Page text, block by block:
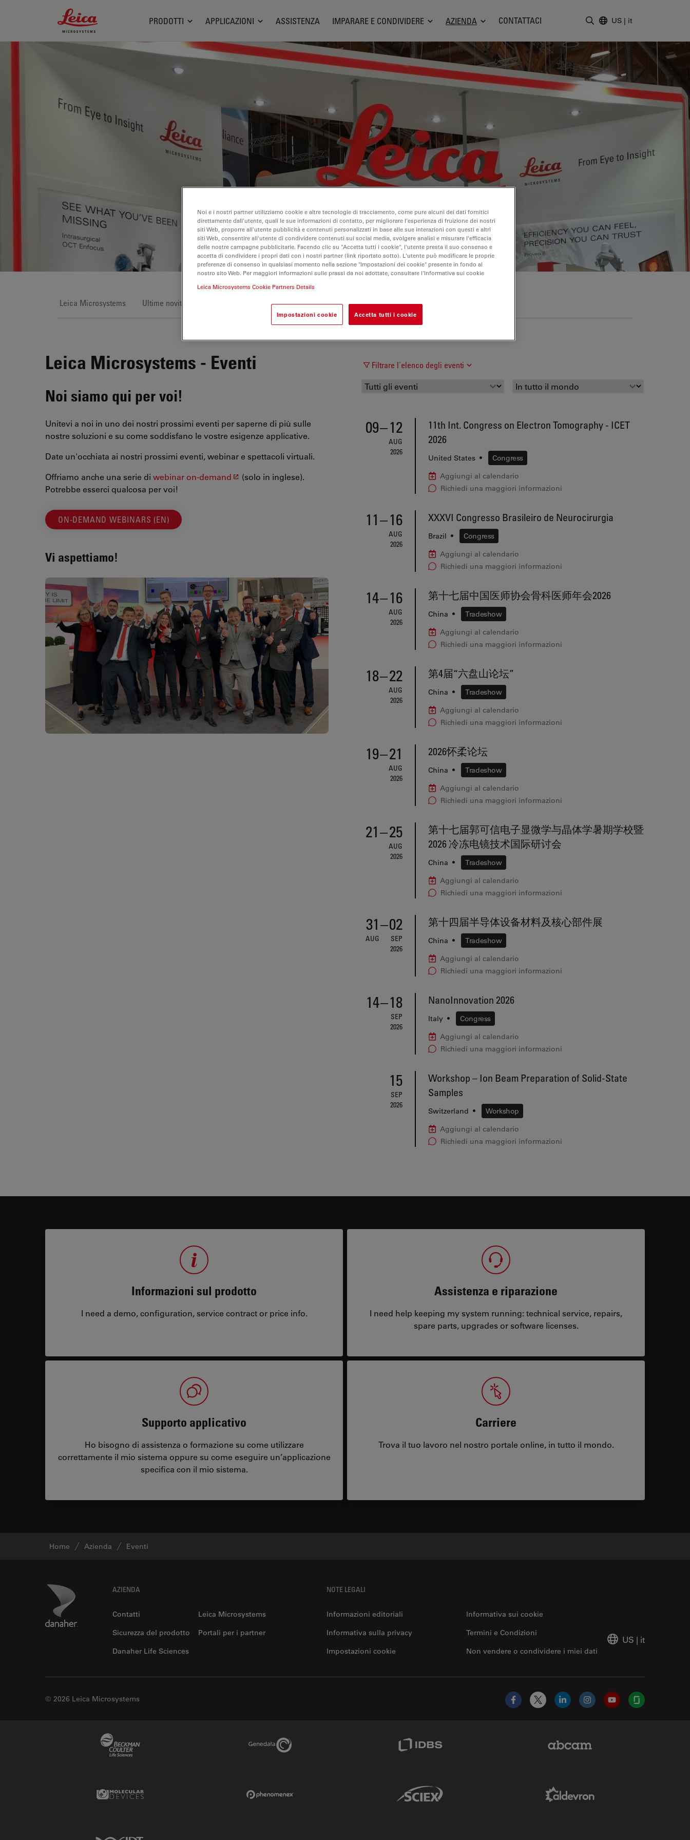
Leica Microsystems Logo
PRODOTTI APPLICAZIONI ASSISTENZA IMPARARE E CONDIVIDERE AZIENDA CONTATTACI US | it
Leica Microsystems Ultime novità Sicurezza del prodotto Termini e condizioni di vendita e servizio
Leica Microsystems - Eventi
Noi siamo qui per voi!
Unitevi a noi in uno dei nostri prossimi eventi per saperne di più sulle
nostre soluzioni e su come soddisfano le vostre esigenze applicative.
Date un'occhiata ai nostri prossimi eventi, webinar e spettacoli virtuali.
Offriamo anche una serie di webinar on-demand
(solo in inglese).
Potrebbe esserci qualcosa per voi!
ON-DEMAND WEBINARS (EN)
Vi aspettiamo!
Filtrare l'elenco degli eventi
09–12
AUG
2026
11th Int. Congress on Electron Tomography - ICET
2026
United States •
Congress
Aggiungi al calendario
Richiedi una maggiori informazioni
11–16
AUG
2026
XXXVI Congresso Brasileiro de Neurocirurgia
Brazil •
Congress
Aggiungi al calendario
Richiedi una maggiori informazioni
14–16
AUG
2026
第十七届中国医师协会骨科医师年会2026
China •
Tradeshow
Aggiungi al calendario
Richiedi una maggiori informazioni
18–22
AUG
2026
第4届“六盘山论坛”
China •
Tradeshow
Aggiungi al calendario
Richiedi una maggiori informazioni
19–21
AUG
2026
2026怀柔论坛
China •
Tradeshow
Aggiungi al calendario
Richiedi una maggiori informazioni
21–25
AUG
2026
第十七届郭可信电子显微学与晶体学暑期学校暨
2026 冷冻电镜技术国际研讨会
China •
Tradeshow
Aggiungi al calendario
Richiedi una maggiori informazioni
31
AUG
–02
SEP
2026
第十四届半导体设备材料及核心部件展
China •
Tradeshow
Aggiungi al calendario
Richiedi una maggiori informazioni
14–18
SEP
2026
NanoInnovation 2026
Italy •
Congress
Aggiungi al calendario
Richiedi una maggiori informazioni
15
SEP
2026
Workshop – Ion Beam Preparation of Solid-State
Samples
Switzerland •
Workshop
Aggiungi al calendario
Richiedi una maggiori informazioni
Informazioni sul prodotto
I need a demo, configuration, service contract or price info.
Assistenza e riparazione
I need help keeping my system running: technical service, repairs,
spare parts, upgrades or software licenses.
Supporto applicativo
Ho bisogno di assistenza o formazione su come utilizzare
correttamente il mio sistema oppure su come eseguire un’applicazione
specifica con il mio sistema.
Carriere
Trova il tuo lavoro nel nostro portale online, in tutto il mondo.
Home Azienda Eventi
Danaher Logo AZIENDA
Contatti
Leica Microsystems
Sicurezza del prodotto
Portali per i partner
Danaher Life Sciences
NOTE LEGALI
Informazioni editoriali
Informativa sui cookie
Informativa sulla privacy
Non vendere o condividere i miei dati
Termini e Condizioni
Impostazioni cookie
US | it
© 2026 Leica Microsystems
Facebook
X LinkedInInstagramYouTubeGlassdoor
Genedata Link
Molecular Devices Link Sciex Link
IDT Link
Noi e i nostri partner utilizziamo cookie e altre tecnologie di tracciamento, come pure alcuni dei dati fornitici
direttamente dall'utente, quali le sue informazioni di contatto, per migliorare l'esperienza di fruizione dei nostri
siti Web, proporre all'utente pubblicità e contenuti personalizzati in base alle sue interazioni con questi e altri
siti Web, consentire all'utente di condividere contenuti sui social media, svolgere analisi e misurare l'efficacia
delle nostre campagne pubblicitarie. Facendo clic su "Accetta tutti i cookie", l'utente presta il suo consenso e
accetta di condividere i propri dati con i nostri partner (link riportato sotto). L'utente può modificare le proprie
preferenze di consenso in qualsiasi momento nella sezione "Impostazioni dei cookie" presente in fondo al
nostro sito Web. Per maggiori informazioni sulle prassi da noi adottate, consultare l'Informativa sui cookie
Leica Microsystems Cookie Partners Details
Impostazioni cookie Accetta tutti i cookie